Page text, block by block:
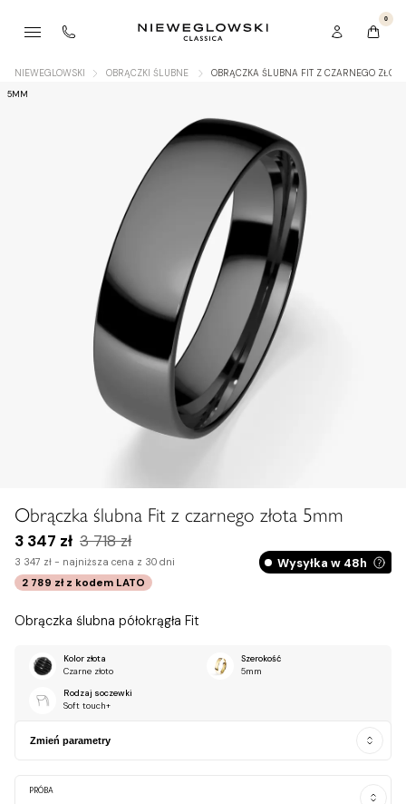
0
NIEWEGLOWSKI OBRĄCZKI ŚLUBNE OBRĄCZKA ŚLUBNA FIT Z CZARNEGO
5MM
Obrączka ślubna Fit z czarnego złota 5mm
3 347 zł 3 718 zł
3 347 zł - najniższa cena z 30 dni
2 789 zł z kodem LATO
Wysyłka w 48h
Obrączka ślubna półokrągła Fit
Kolor złota
Czarne złoto
Szerokość
5mm
Rodzaj soczewki
Soft touch+
Zmień parametry
PRÓBA